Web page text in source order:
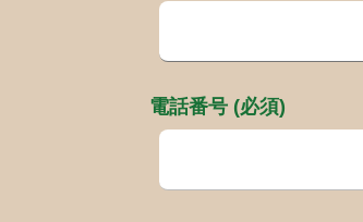
電話番号 (必須)